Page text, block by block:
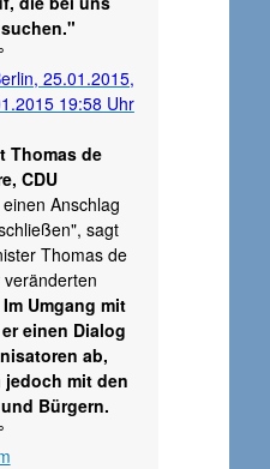
25.01.2015,
19:58 Uhr
Thomas de
CDU
Anschlag
sagt
Thomas de
Im Umgang mit
einen Dialog
ab,
mit den
Bürgern.